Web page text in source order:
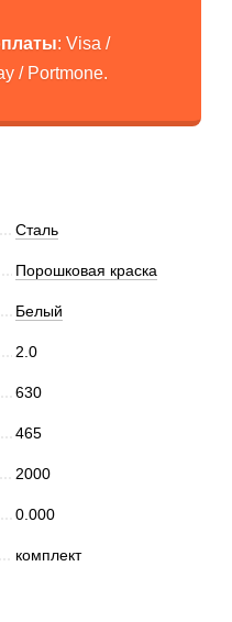
: Visa /
/ Portmone.
Сталь
Порошковая краска
Белый
2.0
630
465
2000
0.000
комплект